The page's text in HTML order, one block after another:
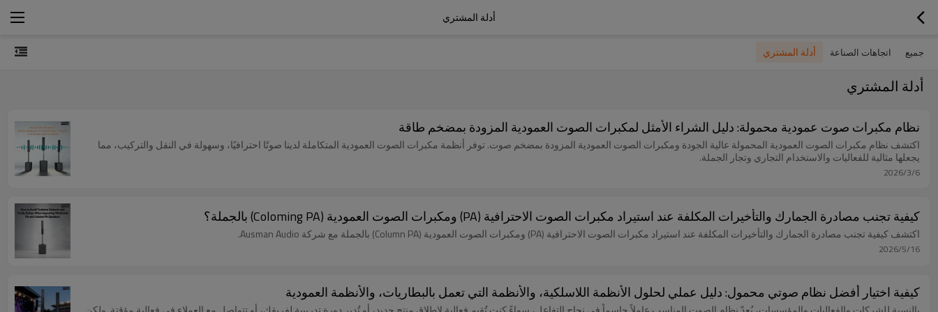
أدلة المشتري
جميع اتجاهات الصناعة أدلة المشتري
أدلة المشتري
نظام مكبرات صوت عمودية محمولة: دليل الشراء الأمثل لمكبرات الصوت العمودية المزودة بمضخم طاقة
اكتشف نظام مكبرات الصوت العمودية المحمولة عالية الجودة ومكبرات الصوت العمودية المزودة بمضخم صوت. توفر أنظمة مكبرات الصوت العمودية المتكاملة لدينا صوتًا احترافيًا، وسهولة في النقل والتركيب، مما
يجعلها مثالية للفعاليات والاستخدام التجاري وتجار الجملة.
2026/3/6
كيفية تجنب مصادرة الجمارك والتأخيرات المكلفة عند استيراد مكبرات الصوت الاحترافية (PA) ومكبرات الصوت العمودية (Coloming PA) بالجملة؟
اكتشف كيفية تجنب مصادرة الجمارك والتأخيرات المكلفة عند استيراد مكبرات الصوت الاحترافية (PA) ومكبرات الصوت العمودية (Column PA) بالجملة مع شركة Ausman Audio.
2026/5/16
كيفية اختيار أفضل نظام صوتي محمول: دليل عملي لحلول الأنظمة اللاسلكية، والأنظمة التي تعمل بالبطاريات، والأنظمة العمودية